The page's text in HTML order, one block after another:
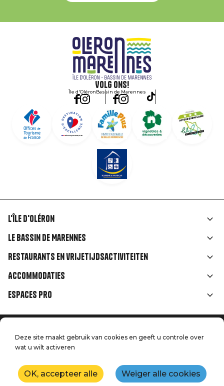
Volg ons!
Île d'OléronBassin de Marennes
Liens
rubriques
L'île d'Oléron
Le Bassin de Marennes
Restaurants en vrijetijdsactiviteiten
Accommodaties
Espaces Pro
Menu
de
Juridische informatie
Druk op
Neem contact met ons op
Kaart
Productie: StudioJuillet
Deze site maakt gebruik van cookies en geeft u controle over
wat u wilt activeren
OK, accepteer alle Weiger alle cookies